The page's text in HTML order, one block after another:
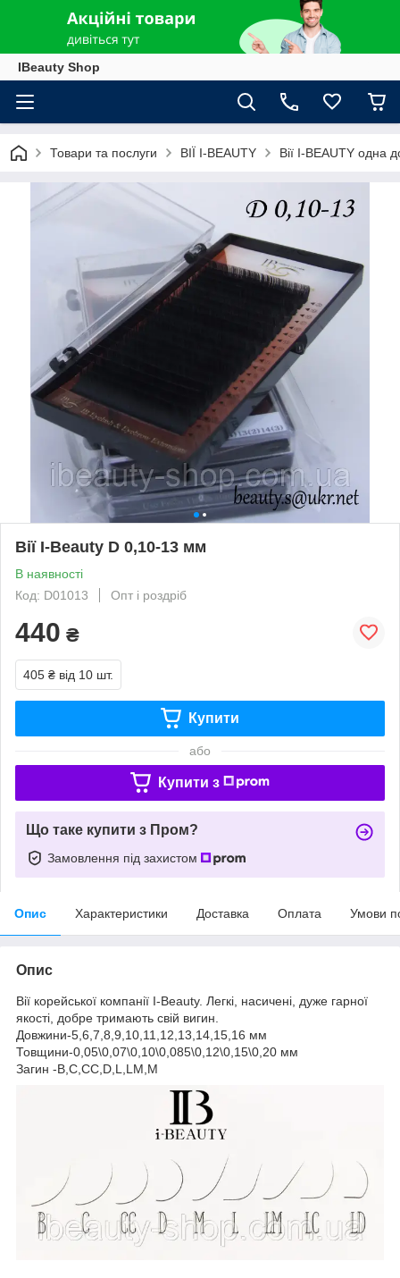
IBeauty Shop
Товари та послуги ВІЇ I-BEAUTY Вії I-BEAUTY одна
Вії I-Beauty D 0,10-13 мм
В наявності
Код: D01013
Опт і роздріб
440 ₴
405 ₴ від 10 шт.
Купити
або
Купити з
Що таке купити з Пром?
Замовлення під захистом
Опис Характеристики Доставка Оплата Умови
Опис
Вії корейської компанії I-Beauty. Легкі, насичені, дуже гарної
якості, добре тримають свій вигин.
Довжини-5,6,7,8,9,10,11,12,13,14,15,16 мм
Товщини-0,05\0,07\0,10\0,085\0,12\0,15\0,20 мм
Загин -В,С,СС,D,L,LM,M